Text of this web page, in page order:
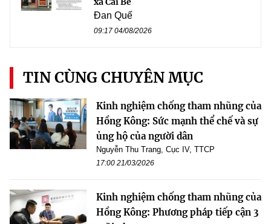
Đan Quế
09:17 04/08/2026
TIN CÙNG CHUYÊN MỤC
Kinh nghiệm chống tham nhũng của
Hồng Kông: Sức mạnh thể chế và sự
ủng hộ của người dân
Nguyễn Thu Trang, Cục IV, TTCP
17:00 21/03/2026
Kinh nghiệm chống tham nhũng của
Hồng Kông: Phương pháp tiếp cận 3